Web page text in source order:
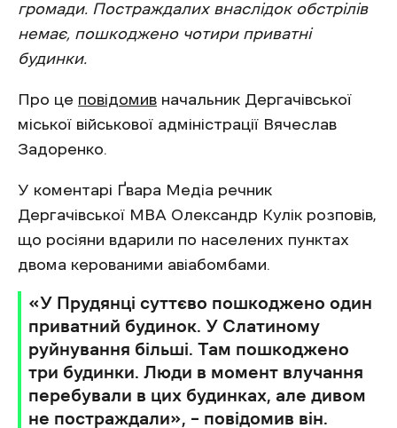
громади. Постраждалих внаслідок обстрілів
немає, пошкоджено чотири приватні
будинки.
Про це повідомив начальник Дергачівської
міської військової адміністрації Вячеслав
Задоренко.
У коментарі Ґвара Медіа речник
Дергачівської МВА Олександр Кулік розповів,
що росіяни вдарили по населених пунктах
двома керованими авіабомбами.
«У Прудянці суттєво пошкоджено один
приватний будинок. У Слатиному
руйнування більші. Там пошкоджено
три будинки. Люди в момент влучання
перебували в цих будинках, але дивом
не постраждали», – повідомив він.